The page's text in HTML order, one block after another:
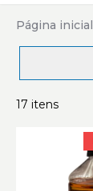
Página inicial
17 itens